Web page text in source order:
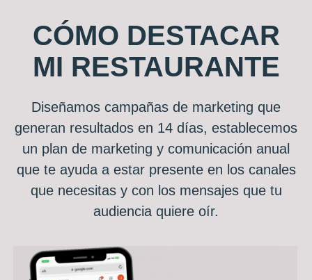
CÓMO DESTACAR
MI RESTAURANTE
Diseñamos campañas de marketing que
generan resultados en 14 días, establecemos
un plan de marketing y comunicación anual
que te ayuda a estar presente en los canales
que necesitas y con los mensajes que tu
audiencia quiere oír.